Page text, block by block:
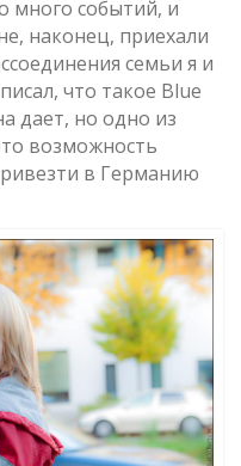
много событий, и
наконец, приехали
семьи я и
что такое Blue
дает, но одно из
возможность
в Германию